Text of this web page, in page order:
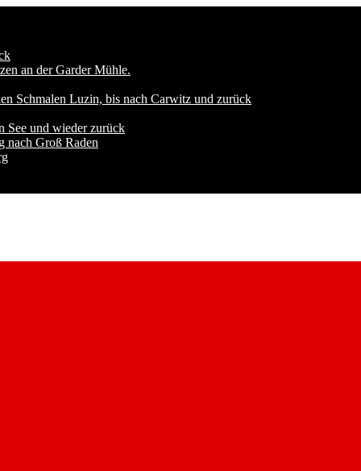
an der Garder Mühle.
Schmalen Luzin, bis nach Carwitz und zurück
See und wieder zurück
nach Groß Raden